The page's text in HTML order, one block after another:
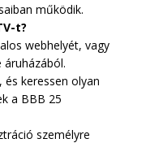
működik.
t?
webhelyét, vagy
keressen olyan
a BBB 25
személyre